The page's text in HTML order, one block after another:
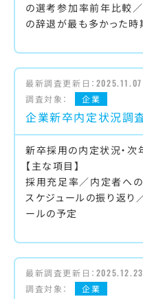
の選考参加率前年比較
の辞退が最も多かった時
最新調査更新日： 2025.11.07
調査対象：
企業
企業新卒内定状況調
新卒採用の内定状況・
【主な項目】
採用充足率／内定者へ
スケジュールの振り返り
ールの予定
最新調査更新日： 2025.12.23
調査対象：
企業